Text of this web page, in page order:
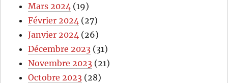
Mars 2024 (19)
Février 2024 (27)
Janvier 2024 (26)
Décembre 2023 (31)
Novembre 2023 (21)
Octobre 2023 (28)